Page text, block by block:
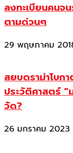
ลงทะเบียนคนจ
ตามด่วนๆ
29 พฤษภาคม
สยบดราม่าโบก
ประวัติศาสตร์
วัด?
26 มกราคม 2023